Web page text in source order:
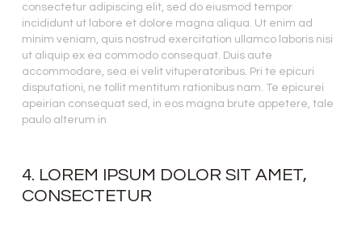
consectetur adipiscing elit, sed do eiusmod tempor
incididunt ut labore et dolore magna aliqua. Ut enim ad
minim veniam, quis nostrud exercitation ullamco laboris nisi
ut aliquip ex ea commodo consequat. Duis aute
accommodare, sea ei velit vituperatoribus. Pri te epicuri
disputationi, ne tollit mentitum rationibus nam. Te epicurei
apeirian consequat sed, in eos magna brute appetere, tale
paulo alterum in
4. LOREM IPSUM DOLOR SIT AMET,
CONSECTETUR